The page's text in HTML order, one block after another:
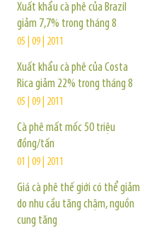
Xuất khẩu cà phê của Brazil
giảm 7,7% trong tháng 8
05 | 09 | 2011
Xuất khẩu cà phê của Costa
Rica giảm 22% trong tháng 8
05 | 09 | 2011
Cà phê mất mốc 50 triệu
đồng/tấn
01 | 09 | 2011
Giá cà phê thế giới có thể giảm
do nhu cầu tăng chậm, nguồn
cung tăng